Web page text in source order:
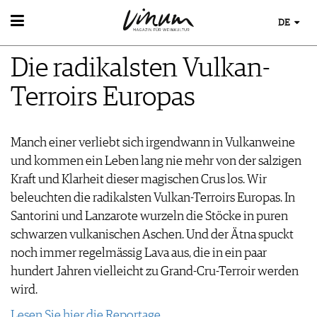
WEIN
WEINSUCHE
GUIDE WEINGÜTER
WINETRADECLUB
WEINE DES MONATS
TRINKREIFETABELLE
UNIQUE WINERIES
CLUB LES DOMAINES
WEINWISSEN
WEINREGIONEN
NEWS
AWARDS
EVENT-BILDER
ESSEN & TRINKEN
FOOD PAIRING TIPPS
FOOD PAIRING TABELLE
KULINARIK
REZEPTE
HOTSPOTS
WEINREISEN
MAGAZIN
REPORTAGEN
DOSSIER
WINEGUIDES
MEDIATHEK
APPS
VIDEOS
BILDSTRECKEN
BÜCHER
DE
Die radikalsten Vulkan-
Terroirs Europas
Manch einer verliebt sich irgendwann in Vulkanweine
und kommen ein Leben lang nie mehr von der salzigen
Kraft und Klarheit dieser magischen Crus los. Wir
beleuchten die radikalsten Vulkan-Terroirs Europas. In
Santorini und Lanzarote wurzeln die Stöcke in puren
schwarzen vulkanischen Aschen. Und der Ätna spuckt
noch immer regelmässig Lava aus, die in ein paar
hundert Jahren vielleicht zu Grand-Cru-Terroir werden
wird.